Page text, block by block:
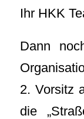
Ihr HKK
Dann
2. Vorsitz
die